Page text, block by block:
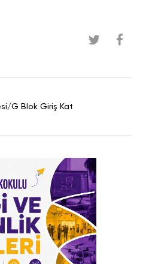
G Blok Giriş Kat